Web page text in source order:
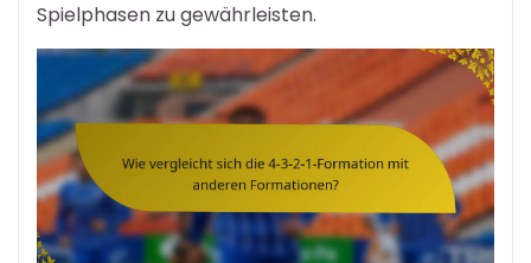
Spielphasen zu gewährleisten.